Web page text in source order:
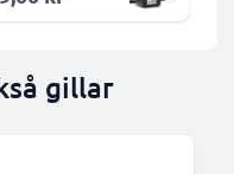
gillar